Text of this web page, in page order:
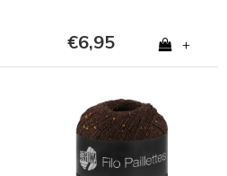
€6,95 +